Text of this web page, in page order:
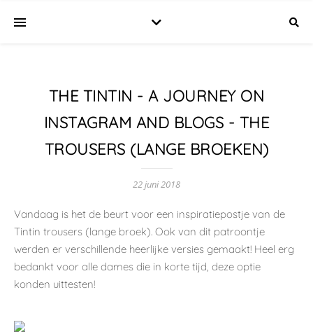
THE TINTIN - A JOURNEY ON
INSTAGRAM AND BLOGS - THE
TROUSERS (LANGE BROEKEN)
22 juni 2018
Vandaag is het de beurt voor een inspiratiepostje van de
Tintin trousers (lange broek). Ook van dit patroontje
werden er verschillende heerlijke versies gemaakt! Heel erg
bedankt voor alle dames die in korte tijd, deze optie
konden uittesten!